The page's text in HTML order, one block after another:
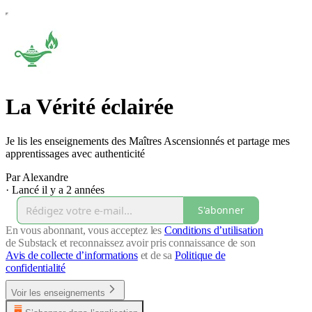
La Vérité éclairée
Je lis les enseignements des Maîtres Ascensionnés et partage mes
apprentissages avec authenticité
Par Alexandre
· Lancé il y a 2 années
S'abonner
En vous abonnant, vous acceptez les Conditions d’utilisation
de Substack et reconnaissez avoir pris connaissance de son
Avis de collecte d’informationset de sa Politique de
confidentialité
Voir les enseignements